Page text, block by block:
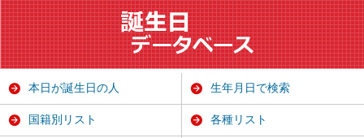
本日が誕生日の人 生年月日で検索
国籍別リスト 各種リスト